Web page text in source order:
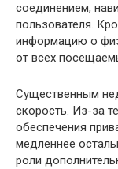
соединением,
пользователя.
информацию о
от всех
Существенным
скорость. Из-за
обеспечения
медленнее
роли